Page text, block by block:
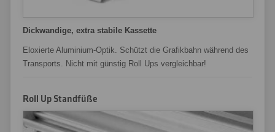
Dickwandige, extra stabile Kassette
Eloxierte Aluminium-Optik. Schützt die Grafikbahn während des
Transports. Nicht mit günstig Roll Ups vergleichbar!
Roll Up Standfüße